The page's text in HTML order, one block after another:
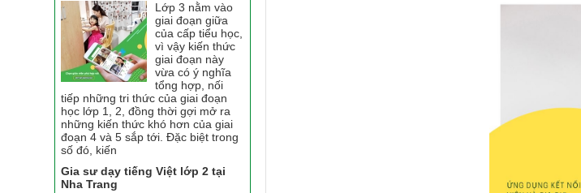
Lớp 3 nằm vào
giai đoạn giữa
của cấp tiểu học,
vì vậy kiến thức
giai đoạn này
vừa có ý nghĩa
tổng hợp, nối
tiếp những tri thức của giai đoạn
học lớp 1, 2, đồng thời gợi mở ra
những kiến thức khó hơn của giai
đoạn 4 và 5 sắp tới. Đặc biệt trong
số đó, kiến
Gia sư dạy tiếng Việt lớp 2 tại
Nha Trang